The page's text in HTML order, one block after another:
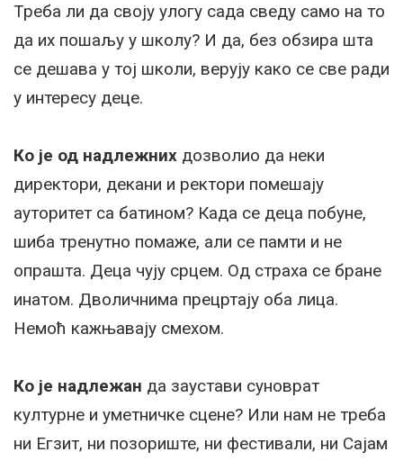
Треба ли да своју улогу сада сведу само на то
да их пошаљу у школу? И да, без обзира шта
се дешава у тој школи, верују како се све ради
у интересу деце.
Ко је од надлежних дозволио да неки
директори, декани и ректори помешају
ауторитет са батином? Када се деца побуне,
шиба тренутно помаже, али се памти и не
опрашта. Деца чују срцем. Од страха се бране
инатом. Дволичнима прецртају оба лица.
Немоћ кажњавају смехом.
Ко је надлежан да заустави суноврат
културне и уметничке сцене? Или нам не треба
ни Егзит, ни позориште, ни фестивали, ни Сајам